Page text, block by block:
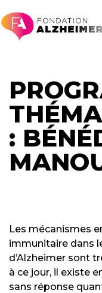
:
Les mécanismes
immunitaire dans
d’Alzheimer sont
à ce jour, il existe
sans réponse